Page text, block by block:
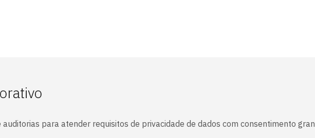
para atender requisitos de privacidade de dados com consentimento